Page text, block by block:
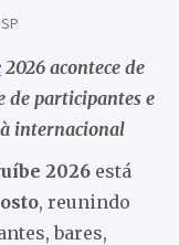
2026 acontece de
de participantes e
internacional
2026está
, reunindo
bares,